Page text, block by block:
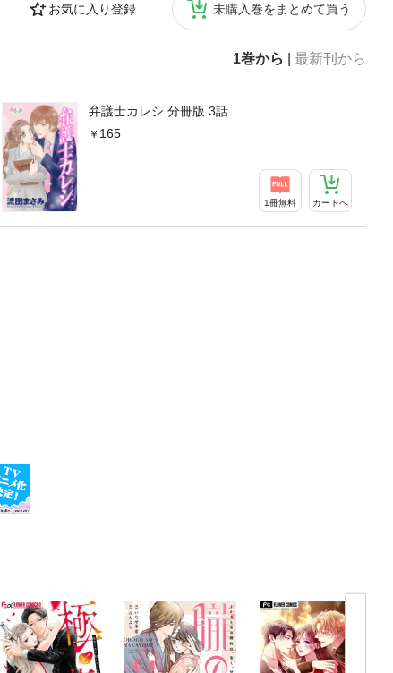
お気に入り登録 未購入巻をまとめて買う
1巻から 最新刊から
弁護士カレシ 分冊版 3話
165
1冊無料 カートへ